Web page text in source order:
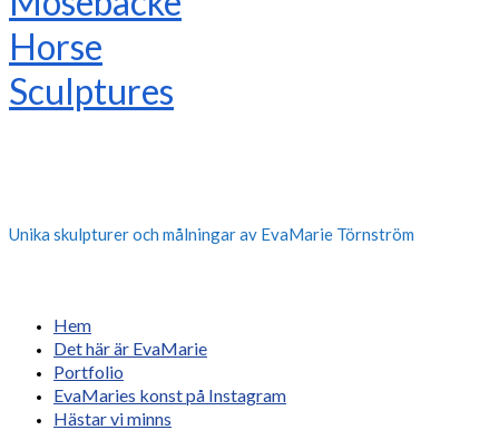
Unika skulpturer och målningar av EvaMarie Törnström
Hem
Det här är EvaMarie
Portfolio
EvaMaries konst på Instagram
Hästar vi minns